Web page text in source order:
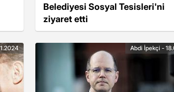
Belediyesi Sosyal Tesisleri'ni
ziyaret etti
Abdi İpekçi -